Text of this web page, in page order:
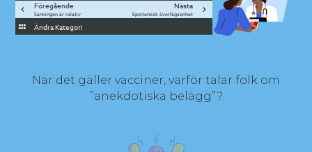
Föregående
Sanningen är relativ
Nästa
Epistemisk överlägsenhet
Ändra Kategori
När det gäller vacciner, varför talar folk om
”anekdotiska belägg”?